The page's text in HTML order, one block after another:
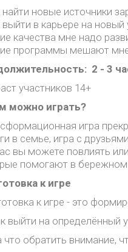
новые источники
выйти в карьере на новый
качества мне надо
программы мешают
2 - 3
участников 14+
можно играть?
игра
в семье, игра с
вы можете повлиять
помогают в бережном
к игре
к игре - это
выйти на определённый
обратить внимание,